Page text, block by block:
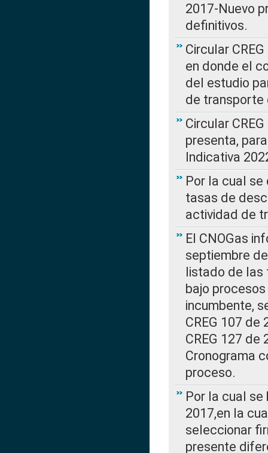
2017-Nuevo
definitivos.
Circular
en donde el
del estudio
de transporte
Circular
presenta,
Indicativa
Por la cual
tasas de
actividad de
El CNOGas
septiembre
listado de las
bajo
incumbente,
CREG 107
CREG 127 de
Cronograma
proceso.
Por la cual se
2017,en la
seleccionar
presente